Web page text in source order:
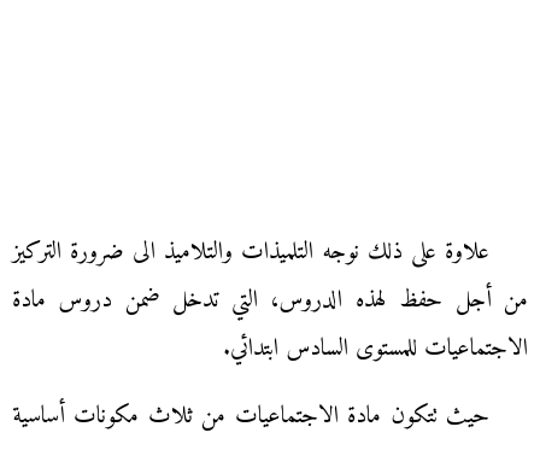
علاوة على ذلك نوجه التلميذات والتلاميذ الى ضرورة التركيز
من أجل حفظ لهذه الدروس، التي تدخل ضمن دروس مادة
الاجتماعيات للمستوى السادس ابتدائي.
حيث تتكون مادة الاجتماعيات من ثلاث مكونات أساسية